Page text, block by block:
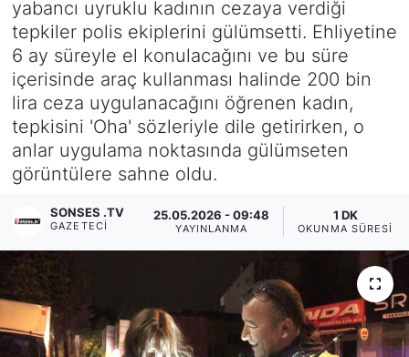
yabancı uyruklu kadının cezaya verdiği
tepkiler polis ekiplerini gülümsetti. Ehliyetine
6 ay süreyle el konulacağını ve bu süre
içerisinde araç kullanması halinde 200 bin
lira ceza uygulanacağını öğrenen kadın,
tepkisini 'Oha' sözleriyle dile getirirken, o
anlar uygulama noktasında gülümseten
görüntülere sahne oldu.
SONSES .TV
GAZETECI
25.05.2026 - 09:48
YAYINLANMA
1 DK
OKUNMA SÜRESI
MAGAZİN
SAĞLIK
Siyaset
YEREL HABER
Haberde insan
Tanıtım
Son Dakika Haberleri
Haber Arşivi